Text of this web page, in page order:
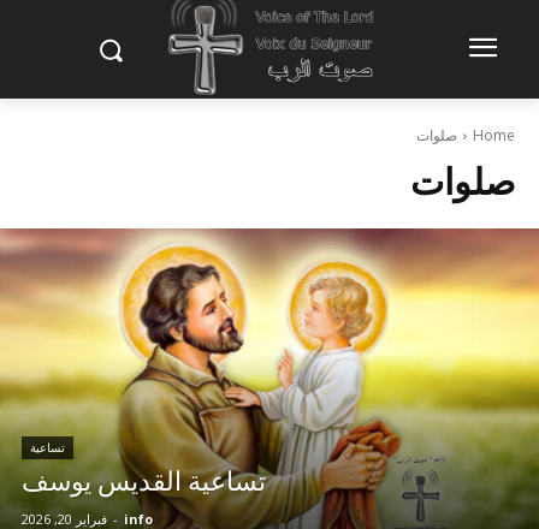
Home صلوات
صلوات
تساعية
تساعية القديس يوسف
info
- فبراير 20, 2026